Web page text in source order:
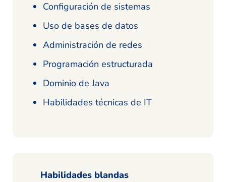
Configuración de sistemas
Uso de bases de datos
Administración de redes
Programación estructurada
Dominio de Java
Habilidades técnicas de IT
Habilidades blandas